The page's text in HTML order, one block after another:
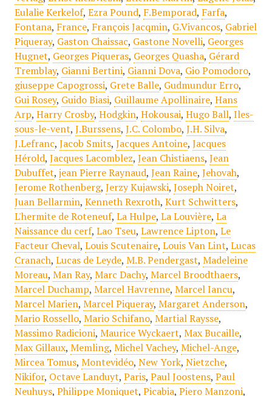
Eulalie Kerkelof, Ezra Pound, F.Bemporad, Farfa,
Fontana, France, François Jacqmin, G.Vivancos, Gabriel
Piqueray, Gaston Chaissac, Gastone Novelli, Georges
Hugnet, Georges Piqueras, Georges Quasha, Gérard
Tremblay, Gianni Bertini, Gianni Dova, Gio Pomodoro,
giuseppe Capogrossi, Grete Balle, Gudmundur Erro,
Gui Rosey, Guido Biasi, Guillaume Apollinaire, Hans
Arp, Harry Crosby, Hodgkin, Hokousai, Hugo Ball, Iles-
sous-le-vent, J.Burssens, J.C. Colombo, J.H. Silva,
J.Lefranc, Jacob Smits, Jacques Antoine, Jacques
Hérold, Jacques Lacomblez, Jean Chistiaens, Jean
Dubuffet, jean Pierre Raynaud, Jean Raine, Jehovah,
Jerome Rothenberg, Jerzy Kujawski, Joseph Noiret,
Juan Bellarmin, Kenneth Rexroth, Kurt Schwitters,
L'hermite de Roteneuf, La Hulpe, La Louvière, La
Naissance du cerf, Lao Tseu, Lawrence Lipton, Le
Facteur Cheval, Louis Scutenaire, Louis Van Lint, Lucas
Cranach, Lucas de Leyde, M.B. Pendergast, Madeleine
Moreau, Man Ray, Marc Dachy, Marcel Broodthaers,
Marcel Duchamp, Marcel Havrenne, Marcel Iancu,
Marcel Marien, Marcel Piqueray, Margaret Anderson,
Mario Rossello, Mario Schifano, Martial Raysse,
Massimo Radicioni, Maurice Wyckaert, Max Bucaille,
Max Gillaux, Memling, Michel Vachey, Michel-Ange,
Mircea Tomus, Montevidéo, New York, Nietzche,
Nikifor, Octave Landuyt, Paris, Paul Joostens, Paul
Neuhuys, Philippe Moniquet, Picabia, Piero Manzoni,